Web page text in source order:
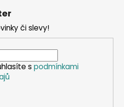
či slevy!
s podmínkami